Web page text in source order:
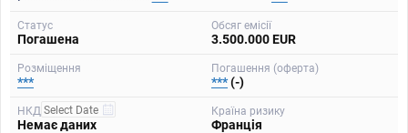
Статус
Погашена
Обсяг емісії
3.500.000 EUR
Розміщення
***
Погашення (оферта)
***(-)
НКД
Немає даних
Країна ризику
Франція